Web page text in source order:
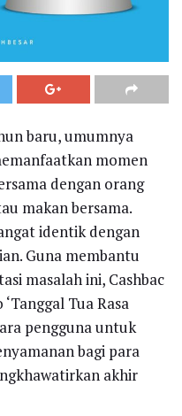
baru, umumnya
momen
dengan orang
makan bersama.
identik dengan
Guna membantu
masalah ini, Cashbac
Tua Rasa
pengguna untuk
bagi para
akhir